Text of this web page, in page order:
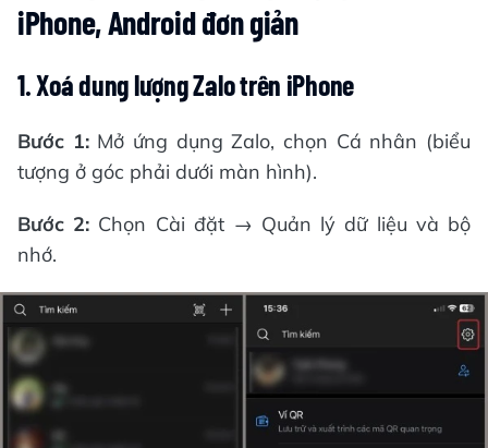
iPhone, Android đơn giản
1. Xoá dung lượng Zalo trên iPhone
Bước 1:Mở ứng dụng Zalo, chọn Cá nhân (biểu
tượng ở góc phải dưới màn hình).
Bước 2: Chọn Cài đặt → Quản lý dữ liệu và bộ
nhớ.